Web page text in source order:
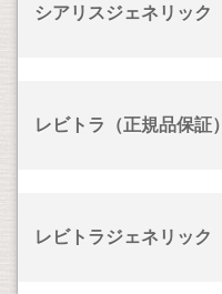
シアリスジェネリック
レビトラ（正規品保証）
レビトラジェネリック